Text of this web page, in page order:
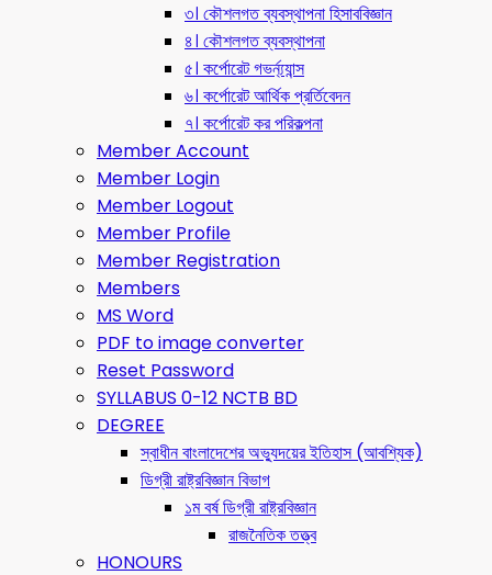
৩। কৌশলগত ব্যবস্থাপনা হিসাববিজ্ঞান
৪। কৌশলগত ব্যবস্থাপনা
৫। কর্পোরেট গভর্ন্য্যান্স
৬। কর্পোরেট আর্থিক প্রর্তিবেদন
৭। কর্পোরেট কর পরিকল্পনা
Member Account
Member Login
Member Logout
Member Profile
Member Registration
Members
MS Word
PDF to image converter
Reset Password
SYLLABUS 0-12 NCTB BD
DEGREE
স্বাধীন বাংলাদেশের অভ্যুদয়ের ইতিহাস (আবশ্যিক)
ডিগ্রী রাষ্ট্রবিজ্ঞান বিভাগ
১ম বর্ষ ডিগ্রী রাষ্ট্রবিজ্ঞান
রাজনৈতিক তত্ত্ব
HONOURS